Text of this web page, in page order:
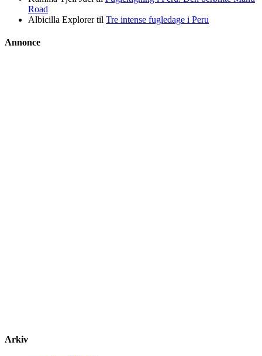
Road
Albicilla Explorertil Tre intense fugledage i Peru
Annonce
Arkiv